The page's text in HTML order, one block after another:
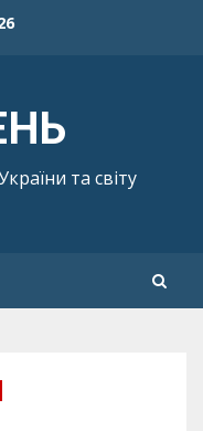
та світу